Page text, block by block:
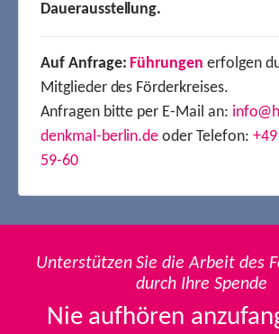
Dauerausstellung.
Auf Anfrage: Führungen erfolgen
Mitglieder des Förderkreises.
Anfragen bitte per E-Mail an:
denkmal-berlin.de oder Telefon:
59-60
Unterstützen Sie die Arbeit des
durch Ihre Spende
Nie aufhören